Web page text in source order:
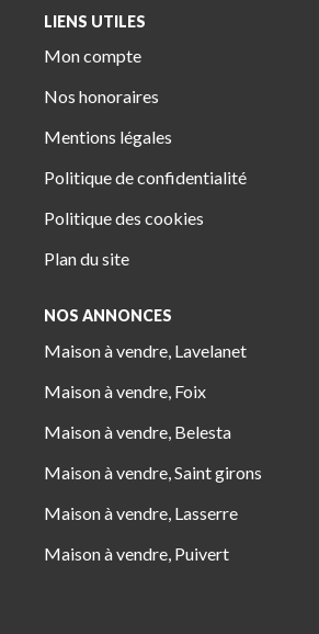
LIENS UTILES
Mon compte
Nos honoraires
Mentions légales
Politique de confidentialité
Politique des cookies
Plan du site
NOS ANNONCES
Maison à vendre, Lavelanet
Maison à vendre, Foix
Maison à vendre, Belesta
Maison à vendre, Saint girons
Maison à vendre, Lasserre
Maison à vendre, Puivert